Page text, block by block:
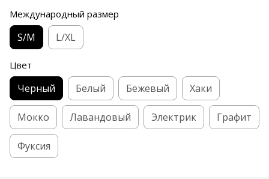
Международный размер
S/M L/XL
Цвет
Черный Белый Бежевый Хаки
Мокко Лавандовый Электрик Графит
Фуксия